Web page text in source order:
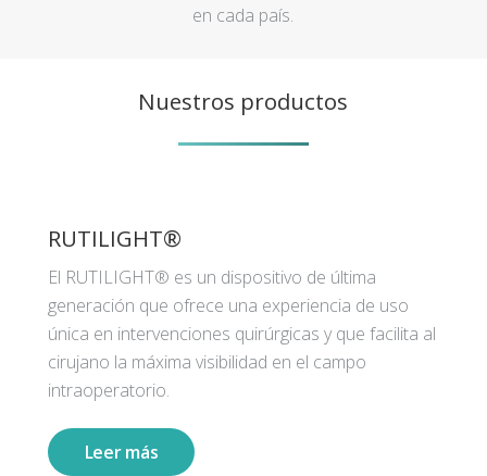
en cada país.
Nuestros productos
RUTILIGHT®
El RUTILIGHT® es un dispositivo de última
generación que ofrece una experiencia de uso
única en intervenciones quirúrgicas y que facilita al
cirujano la máxima visibilidad en el campo
intraoperatorio.
Leer más